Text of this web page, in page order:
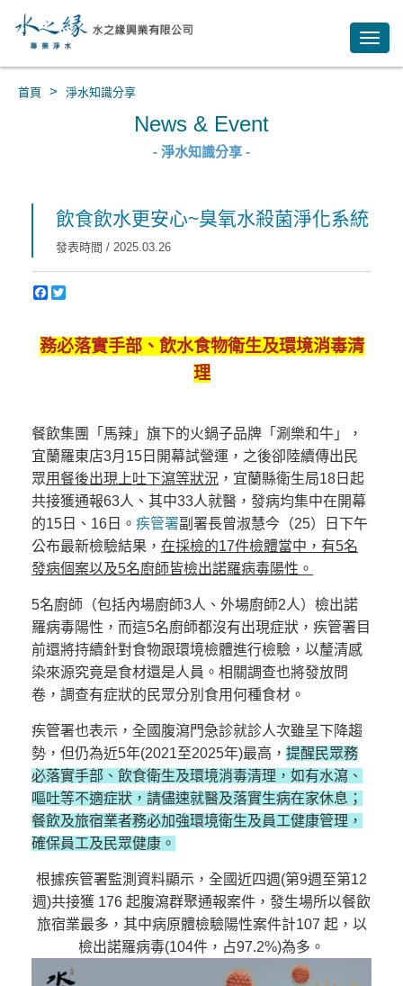
首頁 > 淨水知識分享
News & Event
- 淨水知識分享 -
飲食飲水更安心~臭氧水殺菌淨化系統
發表時間 / 2025.03.26
務必落實手部、飲水食物衛生及環境消毒清
理
餐飲集團「馬辣」旗下的火鍋子品牌「涮樂和牛」，
宜蘭羅東店3月15日開幕試營運，之後卻陸續傳出民
眾用餐後出現上吐下瀉等狀況 ，宜蘭縣衛生局18日起
共接獲通報63人、其中33人就醫，發病均集中在開幕
的15日、16日。 疾管署副署長曾淑慧今（25）日下午
公布最新檢驗結果， 在採檢的17件檢體當中，有5名
發病個案以及5名廚師皆檢出諾羅病毒陽性。
5名廚師（包括內場廚師3人、外場廚師2人）檢出諾
羅病毒陽性，而這5名廚師都沒有出現症狀，疾管署目
前還將持續針對食物跟環境檢體進行檢驗，以釐清感
染來源究竟是食材還是人員。相關調查也將發放問
卷，調查有症狀的民眾分別食用何種食材。
疾管署也表示，全國腹瀉門急診就診人次雖呈下降趨
勢，但仍為近5年(2021至2025年)最高， 提醒民眾務
必落實手部、飲食衛生及環境消毒清理，如有水瀉、
嘔吐等不適症狀，請儘速就醫及落實生病在家休息；
餐飲及旅宿業者務必加強環境衛生及員工健康管理，
確保員工及民眾健康。
根據疾管署監測資料顯示，全國近四週(第9週至第12
週)共接獲 176 起腹瀉群聚通報案件，發生場所以餐飲
旅宿業最多，其中病原體檢驗陽性案件計107 起，以
檢出諾羅病毒(104件，占97.2%)為多。